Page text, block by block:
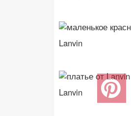
Lanvin
Lanvin